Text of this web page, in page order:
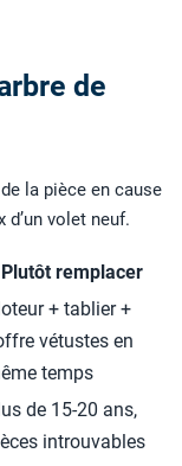
de
la pièce en cause
volet neuf.
Plutôt remplacer
+ tablier +
vétustes en
temps
de 15-20 ans,
introuvables